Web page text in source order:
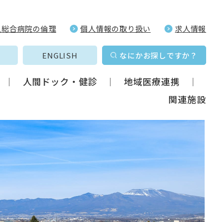
合病院の倫理 個人情報の取り扱い 求人情報
ENGLISH なにかお探しですか？
人間ドック・健診
地域医療連携
関連施設